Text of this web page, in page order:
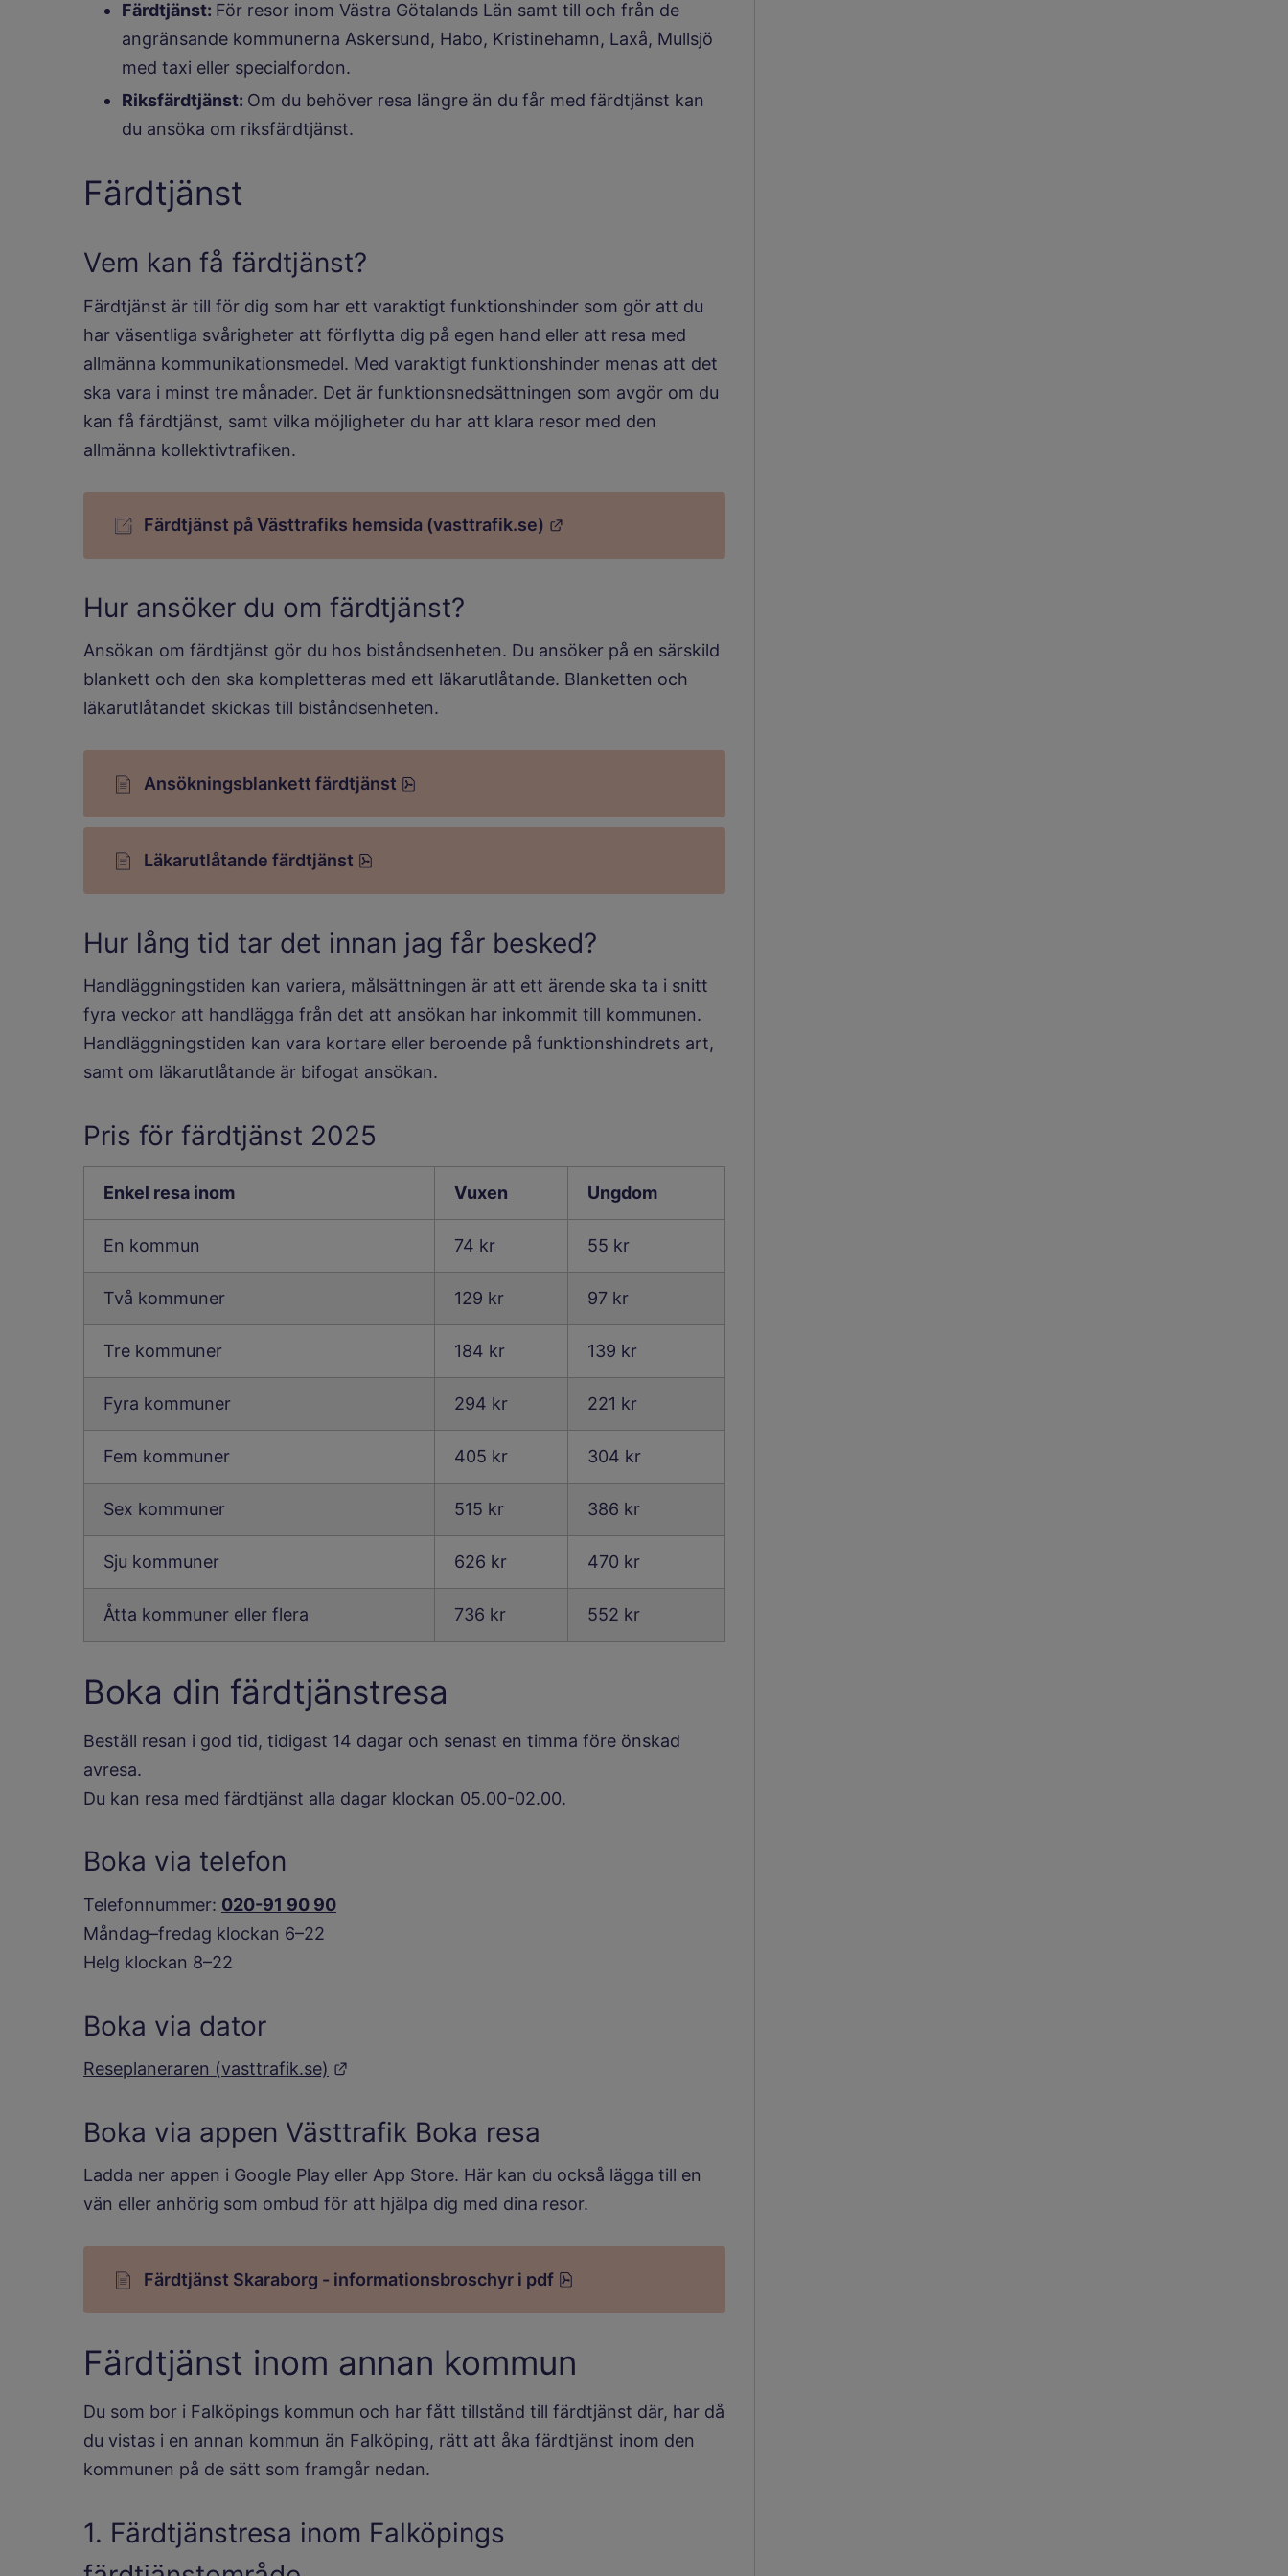
Färdtjänst: För resor inom Västra Götalands Län samt till och från de
angränsande kommunerna Askersund, Habo, Kristinehamn, Laxå, Mullsjö
med taxi eller specialfordon.
Riksfärdtjänst: Om du behöver resa längre än du får med färdtjänst kan
du ansöka om riksfärdtjänst.
Färdtjänst
Vem kan få färdtjänst?
Färdtjänst är till för dig som har ett varaktigt funktionshinder som gör att du
har väsentliga svårigheter att förflytta dig på egen hand eller att resa med
allmänna kommunikationsmedel. Med varaktigt funktionshinder menas att det
ska vara i minst tre månader. Det är funktionsnedsättningen som avgör om du
kan få färdtjänst, samt vilka möjligheter du har att klara resor med den
allmänna kollektivtrafiken.
Färdtjänst på Västtrafiks hemsida (vasttrafik.se)
Hur ansöker du om färdtjänst?
Ansökan om färdtjänst gör du hos biståndsenheten. Du ansöker på en särskild
blankett och den ska kompletteras med ett läkarutlåtande. Blanketten och
läkarutlåtandet skickas till biståndsenheten.
Ansökningsblankett färdtjänst
Läkarutlåtande färdtjänst
Hur lång tid tar det innan jag får besked?
Handläggningstiden kan variera, målsättningen är att ett ärende ska ta i snitt
fyra veckor att handlägga från det att ansökan har inkommit till kommunen.
Handläggningstiden kan vara kortare eller beroende på funktionshindrets art,
samt om läkarutlåtande är bifogat ansökan.
Pris för färdtjänst 2025
Priset för resa inom en eller flera kommuner där antalet kommuner ökar för
Enkel resa inom Vuxen Ungdom
En kommun 74 kr 55 kr
Två kommuner 129 kr 97 kr
Tre kommuner 184 kr 139 kr
Fyra kommuner 294 kr 221 kr
Fem kommuner 405 kr 304 kr
Sex kommuner 515 kr 386 kr
Sju kommuner 626 kr 470 kr
Åtta kommuner eller flera 736 kr 552 kr
Boka din färdtjänstresa
Beställ resan i god tid, tidigast 14 dagar och senast en timma före önskad
avresa.
Du kan resa med färdtjänst alla dagar klockan 05.00-02.00.
Boka via telefon
Telefonnummer: 020-91 90 90
Måndag–fredag klockan 6–22
Helg klockan 8–22
Boka via dator
Reseplaneraren (vasttrafik.se)
Boka via appen Västtrafik Boka resa
Ladda ner appen i Google Play eller App Store. Här kan du också lägga till en
vän eller anhörig som ombud för att hjälpa dig med dina resor.
Färdtjänst Skaraborg - informationsbroschyr i pdf
Färdtjänst inom annan kommun
Du som bor i Falköpings kommun och har fått tillstånd till färdtjänst där, har då
du vistas i en annan kommun än Falköping, rätt att åka färdtjänst inom den
kommunen på de sätt som framgår nedan.
1. Färdtjänstresa inom Falköpings